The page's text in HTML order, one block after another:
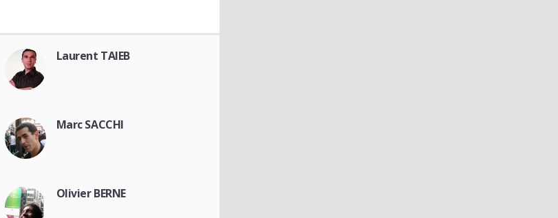
Laurent TAIEB
Marc SACCHI
Olivier BERNE